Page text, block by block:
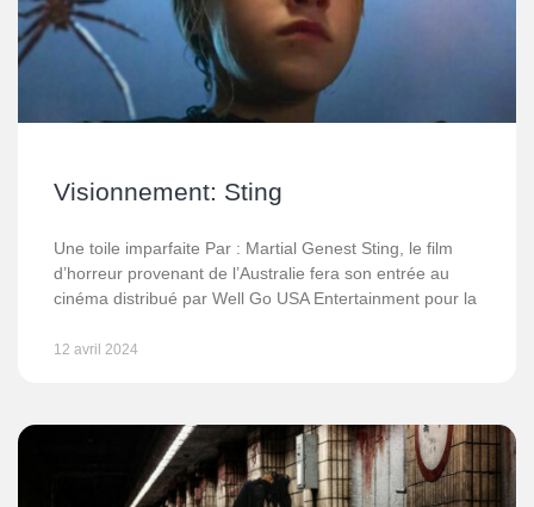
Visionnement: Sting
Une toile imparfaite Par : Martial Genest Sting, le film
d’horreur provenant de l’Australie fera son entrée au
cinéma distribué par Well Go USA Entertainment pour la
12 avril 2024